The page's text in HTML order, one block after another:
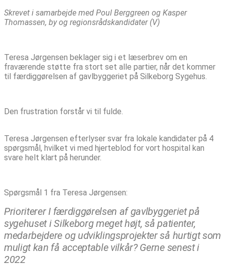
Skrevet i samarbejde med Poul Berggreen og Kasper
Thomassen, by og regionsrådskandidater (V)
Teresa Jørgensen beklager sig i et læserbrev om en
fraværende støtte fra stort set alle partier, når det kommer
til færdiggørelsen af gavlbyggeriet på Silkeborg Sygehus.
Den frustration forstår vi til fulde.
Teresa Jørgensen efterlyser svar fra lokale kandidater på 4
spørgsmål, hvilket vi med hjerteblod for vort hospital kan
svare helt klart på herunder.
Spørgsmål 1 fra Teresa Jørgensen:
Prioriterer I færdiggørelsen af gavlbyggeriet på
sygehuset i Silkeborg meget højt, så patienter,
medarbejdere og udviklingsprojekter så hurtigt som
muligt kan få acceptable vilkår? Gerne senest i
2022